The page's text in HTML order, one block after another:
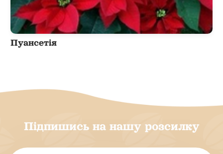
Пуансетія
Підпишись на нашу розсилку